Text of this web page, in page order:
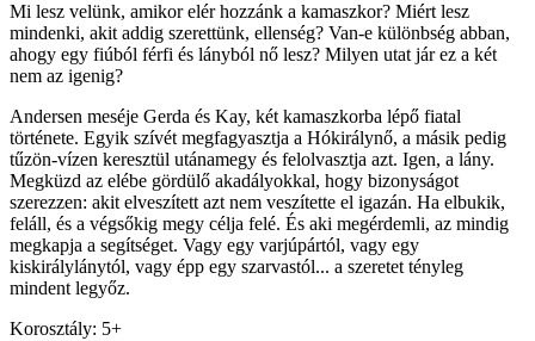
Mi lesz velünk, amikor elér hozzánk a kamaszkor? Miért lesz
mindenki, akit addig szerettünk, ellenség? Van-e különbség abban,
ahogy egy fiúból férfi és lányból nő lesz? Milyen utat jár ez a két
nem az igenig?
Andersen meséje Gerda és Kay, két kamaszkorba lépő fiatal
története. Egyik szívét megfagyasztja a Hókirálynő, a másik pedig
tűzön-vízen keresztül utánamegy és felolvasztja azt. Igen, a lány.
Megküzd az elébe gördülő akadályokkal, hogy bizonyságot
szerezzen: akit elveszített azt nem veszítette el igazán. Ha elbukik,
feláll, és a végsőkig megy célja felé. És aki megérdemli, az mindig
megkapja a segítséget. Vagy egy varjúpártól, vagy egy
kiskirálylánytól, vagy épp egy szarvastól... a szeretet tényleg
mindent legyőz.
Korosztály: 5+